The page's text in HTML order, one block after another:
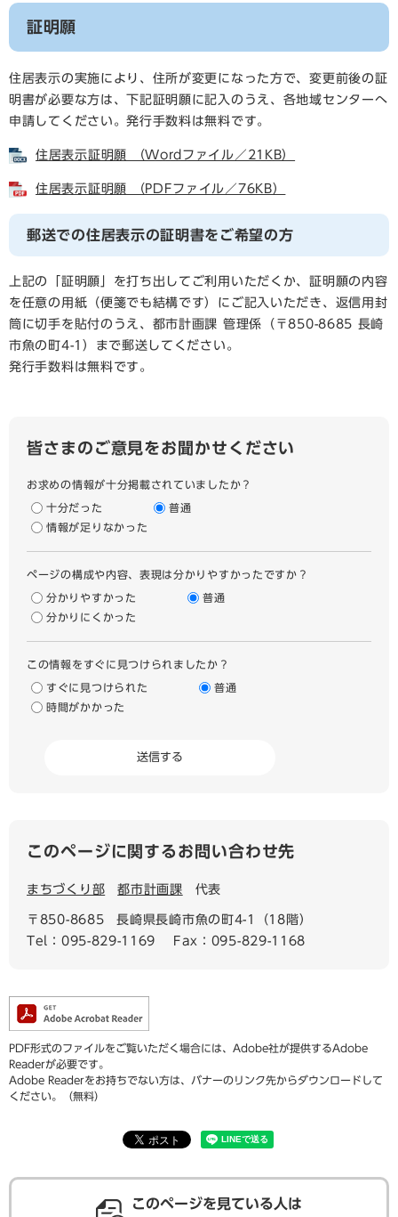
証明願
住居表示の実施により、住所が変更になった方で、変更前後の証
明書が必要な方は、下記証明願に記入のうえ、各地域センターへ
申請してください。発行手数料は無料です。
住居表示証明願 （Wordファイル／21KB）
住居表示証明願 （PDFファイル／76KB）
郵送での住居表示の証明書をご希望の方
上記の「証明願」を打ち出してご利用いただくか、証明願の内容
を任意の用紙（便箋でも結構です）にご記入いただき、返信用封
筒に切手を貼付のうえ、都市計画課 管理係（〒850-8685 長崎
市魚の町4-1）まで郵送してください。
発行手数料は無料です。
皆さまのご意見をお聞かせください
お求めの情報が十分掲載されていましたか？
十分だった
普通
情報が足りなかった
ページの構成や内容、表現は分かりやすかったですか？
分かりやすかった
普通
分かりにくかった
この情報をすぐに見つけられましたか？
すぐに見つけられた
普通
時間がかかった
このページに関するお問い合わせ先
まちづくり部 都市計画課 代表
〒850-8685
長崎県長崎市魚の町4-1（18階）
Tel：095-829-1169
Fax：095-829-1168
PDF形式のファイルをご覧いただく場合には、Adobe社が提供するAdobe
Readerが必要です。
Adobe Readerをお持ちでない方は、バナーのリンク先からダウンロードして
ください。（無料）
このページを見ている人は